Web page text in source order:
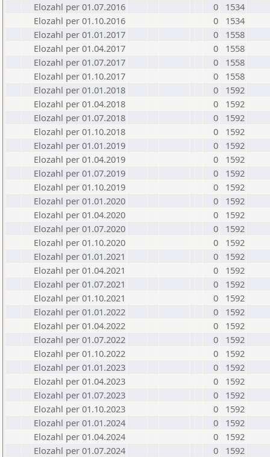
Elozahl per 01.07.2016
0
1534
Elozahl per 01.10.2016
0
1534
Elozahl per 01.01.2017
0
1558
Elozahl per 01.04.2017
0
1558
Elozahl per 01.07.2017
0
1558
Elozahl per 01.10.2017
0
1558
Elozahl per 01.01.2018
0
1592
Elozahl per 01.04.2018
0
1592
Elozahl per 01.07.2018
0
1592
Elozahl per 01.10.2018
0
1592
Elozahl per 01.01.2019
0
1592
Elozahl per 01.04.2019
0
1592
Elozahl per 01.07.2019
0
1592
Elozahl per 01.10.2019
0
1592
Elozahl per 01.01.2020
0
1592
Elozahl per 01.04.2020
0
1592
Elozahl per 01.07.2020
0
1592
Elozahl per 01.10.2020
0
1592
Elozahl per 01.01.2021
0
1592
Elozahl per 01.04.2021
0
1592
Elozahl per 01.07.2021
0
1592
Elozahl per 01.10.2021
0
1592
Elozahl per 01.01.2022
0
1592
Elozahl per 01.04.2022
0
1592
Elozahl per 01.07.2022
0
1592
Elozahl per 01.10.2022
0
1592
Elozahl per 01.01.2023
0
1592
Elozahl per 01.04.2023
0
1592
Elozahl per 01.07.2023
0
1592
Elozahl per 01.10.2023
0
1592
Elozahl per 01.01.2024
0
1592
Elozahl per 01.04.2024
0
1592
Elozahl per 01.07.2024
0
1592